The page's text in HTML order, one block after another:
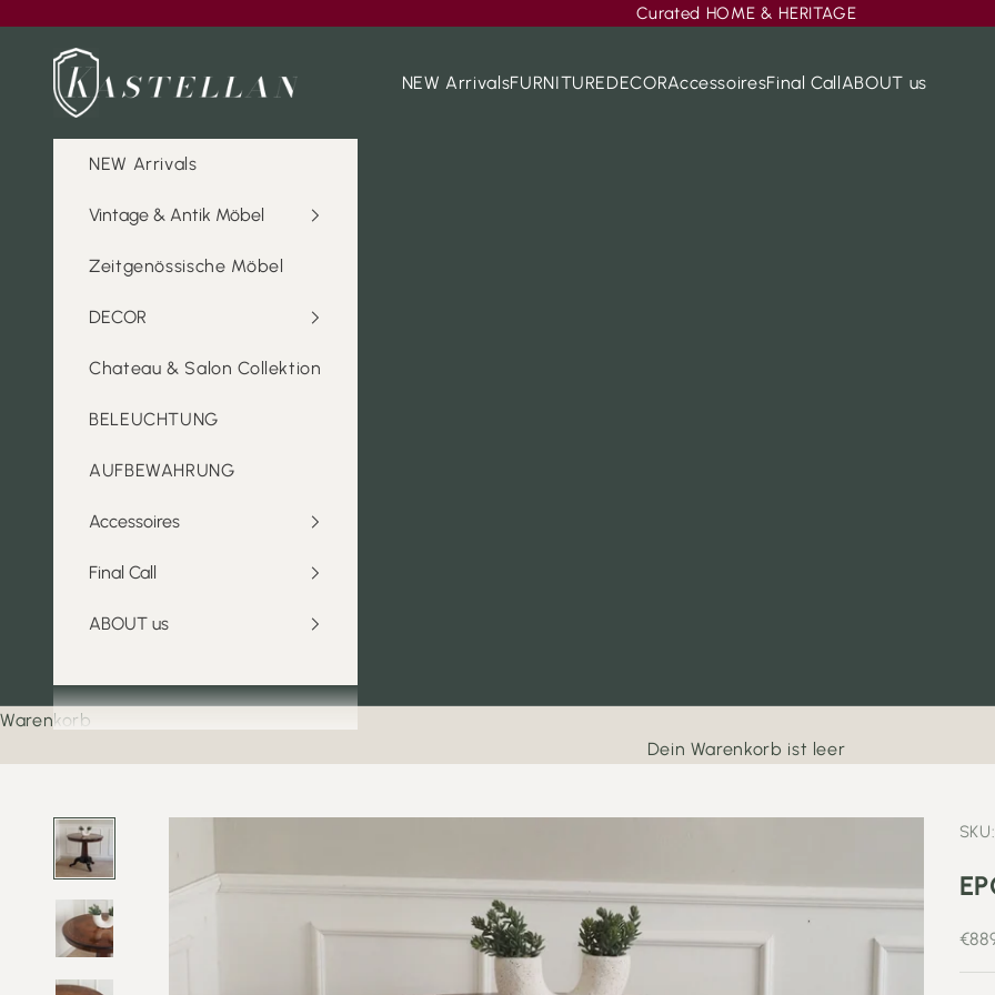
Curated HOME & HERITAGE
Kastellan
NEW ArrivalsFURNITUREDECORAccessoiresFinal CallABOUT us
NEW Arrivals
Vintage & Antik Möbel
Zeitgenössische Möbel
DECOR
Chateau & Salon Collektion
BELEUCHTUNG
AUFBEWAHRUNG
Accessoires
Final Call
ABOUT us
Warenkorb
Dein Warenkorb ist leer